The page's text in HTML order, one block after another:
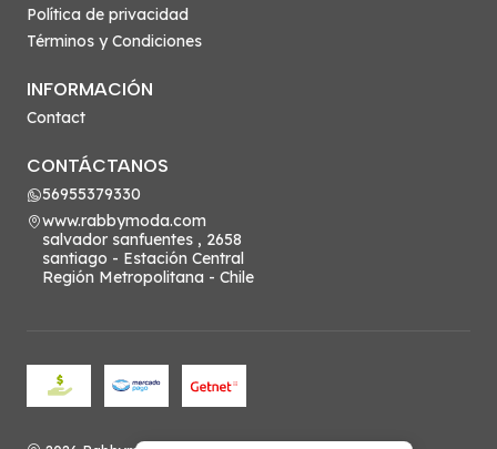
Política de privacidad
Términos y Condiciones
INFORMACIÓN
Contact
CONTÁCTANOS
56955379330
www.rabbymoda.com
salvador sanfuentes , 2658
santiago - Estación Central
Región Metropolitana - Chile